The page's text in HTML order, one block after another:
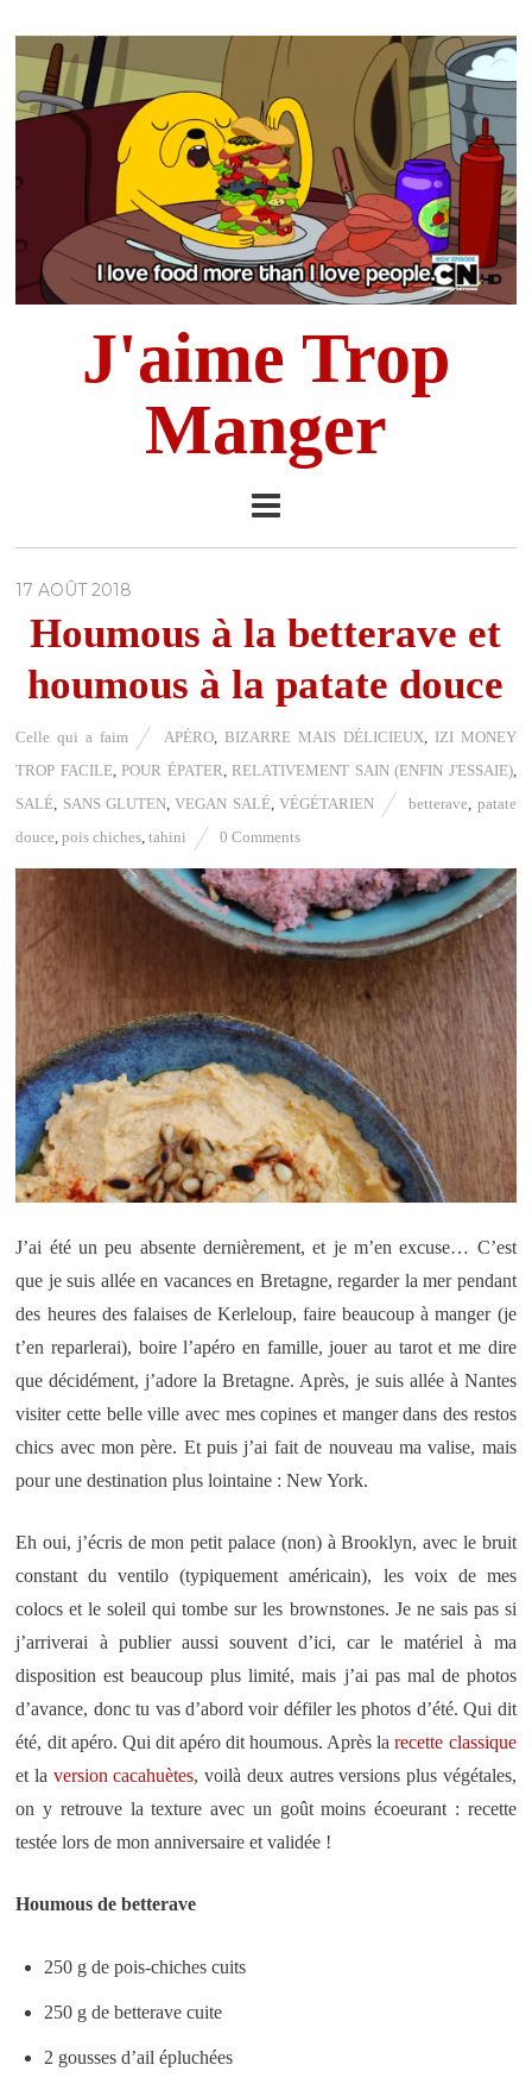
J'aime Trop
Manger
17 AOÛT 2018
Houmous à la betterave et
houmous à la patate douce
Celle qui a faim APÉRO BIZARRE MAIS DÉLICIEUX
IZI MONEY
TROP FACILE,POUR ÉPATER ,RELATIVEMENT SAIN (ENFIN J'ESSAIE),
SALÉ SANS GLUTEN ,VEGAN SALÉ, VÉGÉTARIEN betterave patate
douce ,pois chiches ,tahini 0 Comments
J’ai été un peu absente dernièrement, et je m’en excuse… C’est
que je suis allée en vacances en Bretagne, regarder la mer pendant
des heures des falaises de Kerleloup, faire beaucoup à manger (je
t’en reparlerai), boire l’apéro en famille, jouer au tarot et me dire
que décidément, j’adore la Bretagne. Après, je suis allée à Nantes
visiter cette belle ville avec mes copines et manger dans des restos
chics avec mon père. Et puis j’ai fait de nouveau ma valise, mais
pour une destination plus lointaine : New York.
Eh oui, j’écris de mon petit palace (non) à Brooklyn, avec le bruit
constant du ventilo (typiquement américain), les voix de mes
colocs et le soleil qui tombe sur les brownstones. Je ne sais pas si
j’arriverai à publier aussi souvent d’ici, car le matériel à ma
disposition est beaucoup plus limité, mais j’ai pas mal de photos
d’avance, donc tu vas d’abord voir défiler les photos d’été. Qui dit
été, dit apéro. Qui dit apéro dit houmous. Après larecette classique
et la version cacahuètes, voilà deux autres versions plus végétales,
on y retrouve la texture avec un goût moins écoeurant : recette
testée lors de mon anniversaire et validée !
Houmous de betterave
250 g de pois-chiches cuits
250 g de betterave cuite
2 gousses d’ail épluchées